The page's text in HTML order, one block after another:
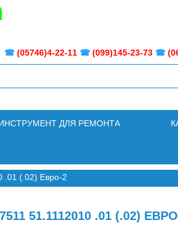
☎ (05746)4-22-11 ☎ (099)145-23-73 ☎
ДЛЯ РЕМОНТА
.01 (.02) Евро-2
51.1112010 .01 (.02)